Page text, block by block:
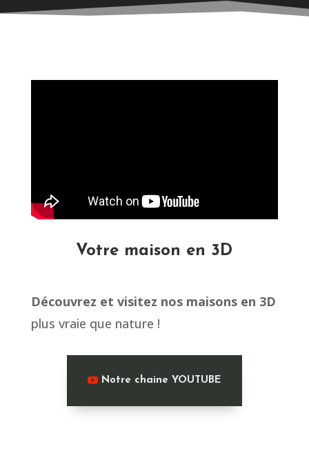
Votre maison en 3D
Découvrez et visitez nos maisons en 3D
plus vraie que nature !
Notre chaine YOUTUBE